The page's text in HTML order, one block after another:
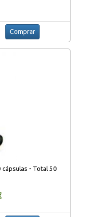
Comprar
cápsulas - Total 50